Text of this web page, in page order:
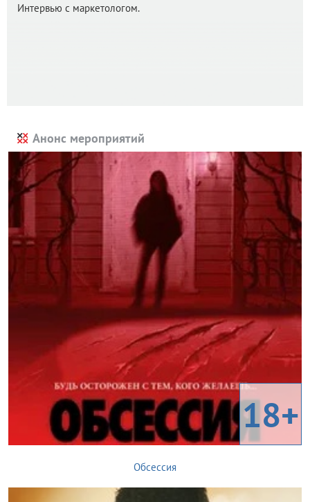
Интервью с маркетологом.
Анонс мероприятий
18+
Обсессия